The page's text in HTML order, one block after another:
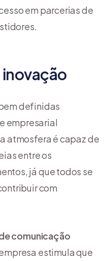
em parcerias de
definidas
empresarial
atmosfera é capaz de
entre os
já que todos se
com
comunicação
estimula que